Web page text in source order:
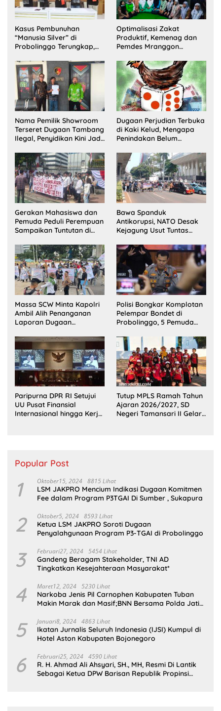
Kasus Pembunuhan
“Manusia Silver” di
Probolinggo Terungkap,
Satu Buron
Optimalisasi Zakat
Produktif, Kemenag dan
Pemdes Mranggon
Pelaksana Kampung
Zakat
Nama Pemilik Showroom
Terseret Dugaan Tambang
Ilegal, Penyidikan Kini Jadi
Dugaan Perjudian Terbuka
di Kaki Kelud, Mengapa
Penindakan Belum
Gerakan Mahasiswa dan
Pemuda Peduli Perempuan
Sampaikan Tuntutan di
Bawa Spanduk
Antikorupsi, NATO Desak
Kejagung Usut Tuntas
Massa SCW Minta Kapolri
Ambil Alih Penanganan
Laporan Dugaan
Sumsel
Polisi Bongkar Komplotan
Pelempar Bondet di
Probolinggo, 5 Pemuda
Paripurna DPR RI Setujui
UU Pusat Finansial
Internasional hingga Kerja
Tutup MPLS Ramah Tahun
Ajaran 2026/2027, SD
Negeri Tamansari II Gelar
Popular Post
1 Oktober15, 2024 8815 Lihat
LSM JAKPRO Mencium Indikasi Dugaan Komitmen
Fee dalam Program P3TGAI Di Sumber , Sukapura
2 Oktober5, 2024 8593 Lihat
Ketua LSM JAKPRO Soroti Dugaan
Penyalahgunaan Program P3-TGAI di Probolinggo
3 Februari27, 2024 5454 Lihat
Gandeng Beragam Stakeholder, TNI AD
Tingkatkan Kesejahteraan Masyarakat*
4 Maret12, 2024 5230 Lihat
Narkoba Jenis Pil Carnophen Kabupaten Tuban
Makin Marak dan Masif;BNN Bersama Polda Jatim
5 Januari8, 2024 4863 Lihat
Ikatan Jurnalis Seluruh Indonesia (IJSI) Kumpul di
Hotel Aston Kabupaten Bojonegoro
6 Februari25, 2024 4590 Lihat
R. H. Ahmad Ali Ahsyari, SH., MH, Resmi Di Lantik
Sebagai Ketua DPW Barisan Republik Propinsi